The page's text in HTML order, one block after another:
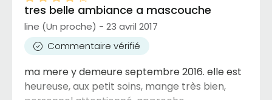
tres belle ambiance a mascouche
line (Un proche) - 23 avril 2017
Commentaire vérifié
ma mere y demeure septembre 2016. elle est
heureuse, aux petit soins, mange très bien,